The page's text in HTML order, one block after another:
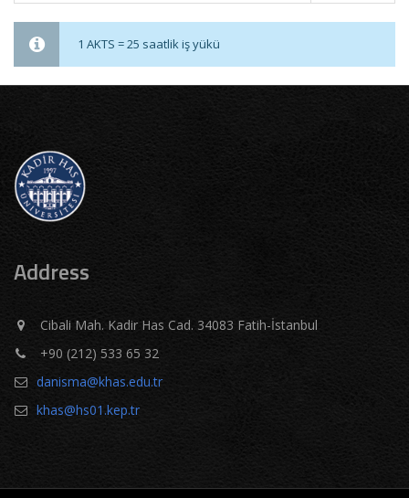
1 AKTS = 25 saatlik iş yükü
Address
Cibali Mah. Kadir Has Cad. 34083 Fatih-İstanbul
+90 (212) 533 65 32
danisma@khas.edu.tr
khas@hs01.kep.tr